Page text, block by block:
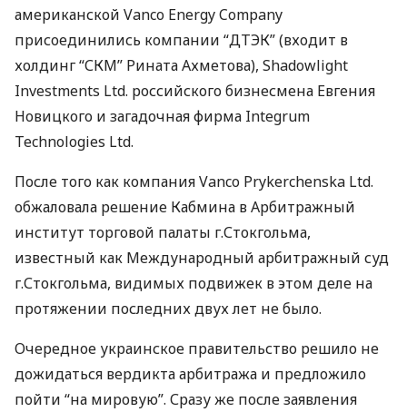
американской Vanco Energy Company
присоединились компании “ДТЭК” (входит в
холдинг “СКМ” Рината Ахметова), Shadowlight
Investments Ltd. российского бизнесмена Евгения
Новицкого и загадочная фирма Integrum
Technologies Ltd.
После того как компания Vanco Prykerchenska Ltd.
обжаловала решение Кабмина в Арбитражный
институт торговой палаты г.Стокгольма,
известный как Международный арбитражный суд
г.Стокгольма, видимых подвижек в этом деле на
протяжении последних двух лет не было.
Очередное украинское правительство решило не
дожидаться вердикта арбитража и предложило
пойти “на мировую”. Сразу же после заявления